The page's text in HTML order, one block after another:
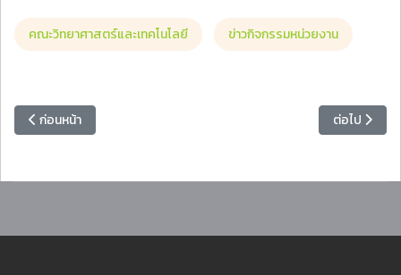
คณะวิทยาศาสตร์และเทคโนโลยี ข่าวกิจกรรมหน่วยงาน
เนื้อหาก่อนหน้า: ศูนย์วิทยาศาสตร์และวิทยาศาสตร์ประยุกต์ คณะวิทยาศ
ก่อนหน้า เนื้อหาถัดไป
ต่อไป